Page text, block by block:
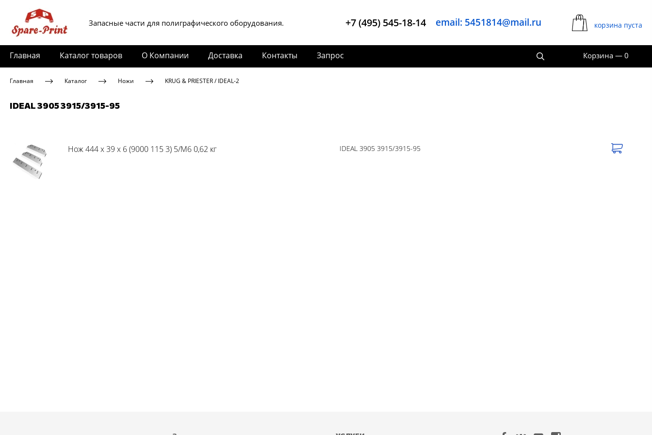
Запасные части для полиграфического оборудования. +7 (495) 545-18-14 email: 5451814@mail.ru корзина пуста
Главная Каталог товаров О Компании Доставка Контакты Запрос Корзина — 0
Главная Каталог Ножи KRUG & PRIESTER / IDEAL-2
IDEAL 3905 3915/3915-95
Нож 444 x 39 x 6 (9000 115 3) 5/M6 0,62 кг IDEAL 3905 3915/3915-95